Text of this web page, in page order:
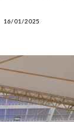
16/01/2025